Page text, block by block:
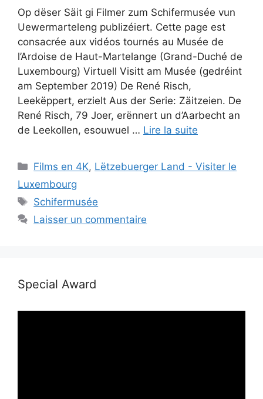
Op dëser Säit gi Filmer zum Schifermusée vun
Uewermarteleng publizéiert. Cette page est
consacrée aux vidéos tournés au Musée de
l’Ardoise de Haut-Martelange (Grand-Duché de
Luxembourg) Virtuell Visitt am Musée (gedréint
am September 2019) De René Risch,
Leekëppert, erzielt Aus der Serie: Zäitzeien. De
René Risch, 79 Joer, erënnert un d’Aarbecht an
de Leekollen, esouwuel … Lire la suite
Catégories
Films en 4K, Lëtzebuerger Land - Visiter le
Luxembourg
Étiquettes
Schifermusée
Laisser un commentaire
Special Award